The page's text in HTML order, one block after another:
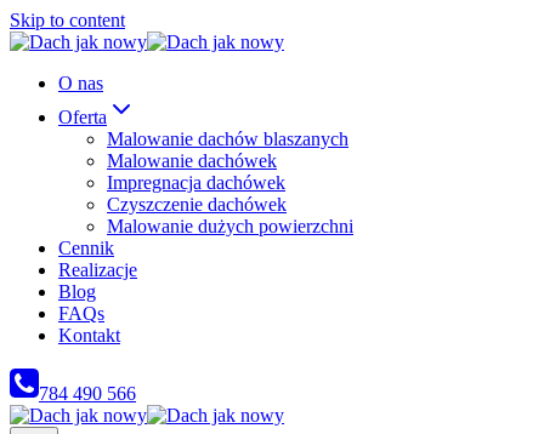
Skip to content
O nas
Oferta
Malowanie dachów blaszanych
Malowanie dachówek
Impregnacja dachówek
Czyszczenie dachówek
Malowanie dużych powierzchni
Cennik
Realizacje
Blog
FAQs
Kontakt
784 490 566